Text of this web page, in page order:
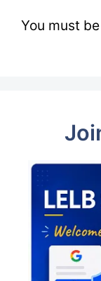
You must be